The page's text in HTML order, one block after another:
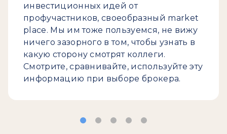
инвестиционных идей от
профучастников, своеобразный market
place. Мы им тоже пользуемся, не вижу
ничего зазорного в том, чтобы узнать в
какую сторону смотрят коллеги.
Смотрите, сравнивайте, используйте эту
информацию при выборе брокера.